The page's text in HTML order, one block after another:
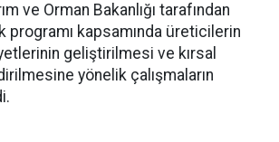
ve Orman Bakanlığı tarafından
kapsamında üreticilerin
geliştirilmesi ve kırsal
yönelik çalışmaların